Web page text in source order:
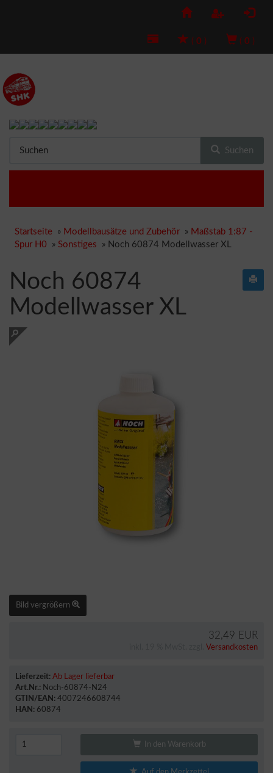
( 0 ) ( 0 )
Suchen
Startseite » Modellbausätze und Zubehör » Maßstab 1:87 -
Spur H0 » Sonstiges » Noch 60874 Modellwasser XL
Noch 60874
Modellwasser XL
Bild vergrößern
32,49 EUR
Versandkosten
Lieferzeit: Ab Lager lieferbar
Art.Nr.: Noch-60874-N24
GTIN/EAN: 4007246608744
HAN: 60874
In den Warenkorb